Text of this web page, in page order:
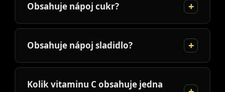
Obsahuje nápoj cukr?
Obsahuje nápoj sladidlo?
Kolik vitaminu C obsahuje jedna